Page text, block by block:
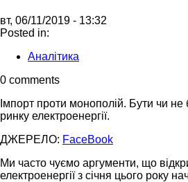
вт, 06/11/2019 - 13:32
Posted in:
Аналітика
0 comments
Імпорт проти монополій. Бути чи не
ринку електроенергії.
ДЖЕРЕЛО: FaceBook
Ми часто чуємо аргументи, що
електроенергії з січня цього року